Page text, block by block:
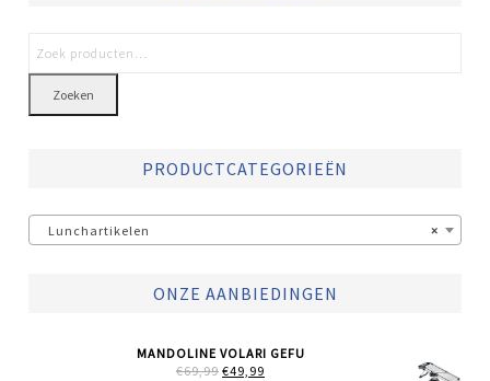
Zoeken
PRODUCTCATEGORIEËN
×
Lunchartikelen
ONZE AANBIEDINGEN
MANDOLINE VOLARI GEFU
€69,99 OORSPRONKELIJKE
€49,99